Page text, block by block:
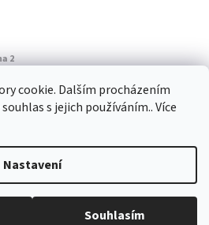
cookie. Dalším procházením
s jejich používáním.. Více
Nastavení
Souhlasím
2
. Všechna práva vyhrazena.